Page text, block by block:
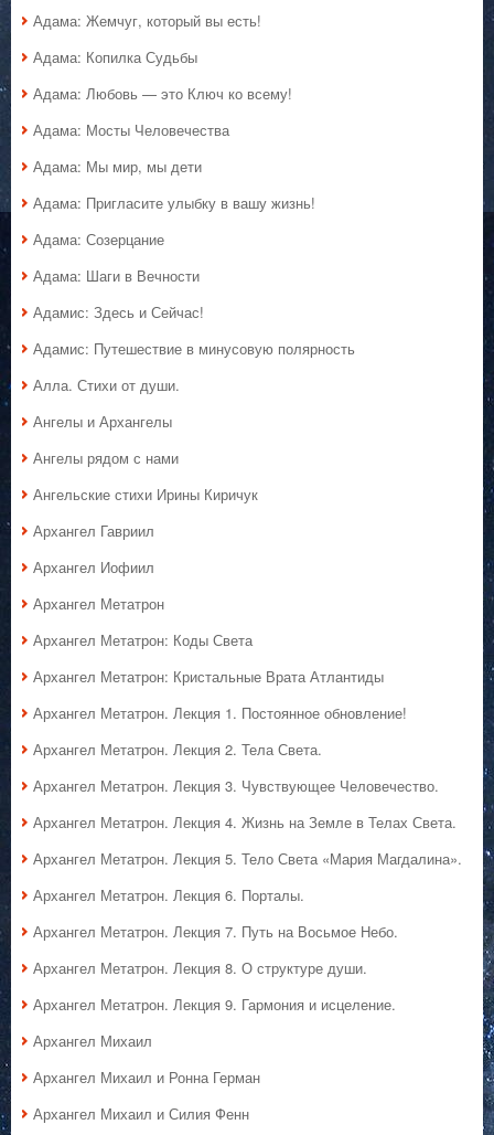
Адама: Жемчуг, который вы есть!
Адама: Копилка Судьбы
Адама: Любовь — это Ключ ко всему!
Адама: Мосты Человечества
Адама: Мы мир, мы дети
Адама: Пригласите улыбку в вашу жизнь!
Адама: Созерцание
Адама: Шаги в Вечности
Адамис: Здесь и Сейчас!
Адамис: Путешествие в минусовую полярность
Алла. Стихи от души.
Ангелы и Архангелы
Ангелы рядом с нами
Ангельские стихи Ирины Киричук
Архангел Гавриил
Архангел Иофиил
Архангел Метатрон
Архангел Метатрон: Коды Света
Архангел Метатрон: Кристальные Врата Атлантиды
Архангел Метатрон. Лекция 1. Постоянное обновление!
Архангел Метатрон. Лекция 2. Тела Света.
Архангел Метатрон. Лекция 3. Чувствующее Человечество.
Архангел Метатрон. Лекция 4. Жизнь на Земле в Телах Света.
Архангел Метатрон. Лекция 5. Тело Света «Мария Магдалина».
Архангел Метатрон. Лекция 6. Порталы.
Архангел Метатрон. Лекция 7. Путь на Восьмое Небо.
Архангел Метатрон. Лекция 8. О структуре души.
Архангел Метатрон. Лекция 9. Гармония и исцеление.
Архангел Михаил
Архангел Михаил и Ронна Герман
Архангел Михаил и Силия Фенн